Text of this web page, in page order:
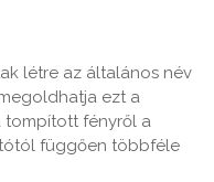
létre az általános név
ezt a
tompított fényről a
függően többféle